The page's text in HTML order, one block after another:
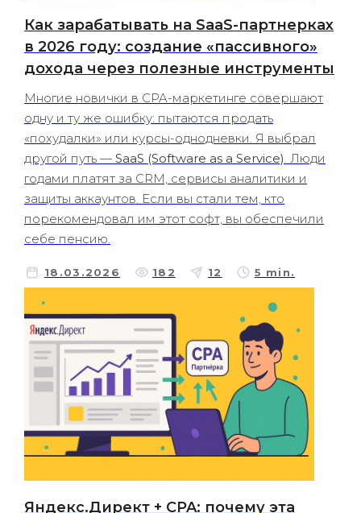
Как зарабатывать на SaaS-партнерках
в 2026 году: создание «пассивного»
дохода через полезные инструменты
Многие новички в CPA-маркетинге совершают
одну и ту же ошибку: пытаются продать
«похудалки» или курсы-однодневки. Я выбрал
другой путь — SaaS (Software as a Service). Люди
годами платят за CRM, сервисы аналитики и
защиты аккаунтов. Если вы стали тем, кто
порекомендовал им этот софт, вы обеспечили
себе пенсию.
18.03.2026 182 12 5 min.
Яндекс.Директ + CPA: почему эта